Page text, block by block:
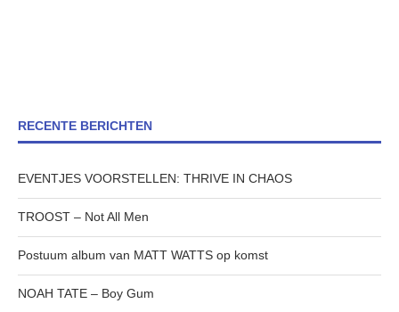
RECENTE BERICHTEN
EVENTJES VOORSTELLEN: THRIVE IN CHAOS
TROOST – Not All Men
Postuum album van MATT WATTS op komst
NOAH TATE – Boy Gum